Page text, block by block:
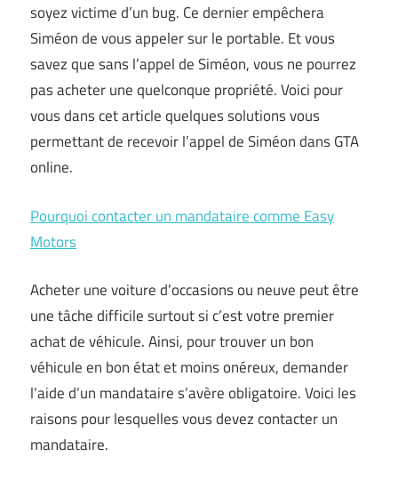
soyez victime d’un bug. Ce dernier empêchera
Siméon de vous appeler sur le portable. Et vous
savez que sans l’appel de Siméon, vous ne pourrez
pas acheter une quelconque propriété. Voici pour
vous dans cet article quelques solutions vous
permettant de recevoir l’appel de Siméon dans GTA
online.
Pourquoi contacter un mandataire comme Easy
Motors
Acheter une voiture d’occasions ou neuve peut être
une tâche difficile surtout si c’est votre premier
achat de véhicule. Ainsi, pour trouver un bon
véhicule en bon état et moins onéreux, demander
l’aide d’un mandataire s’avère obligatoire. Voici les
raisons pour lesquelles vous devez contacter un
mandataire.